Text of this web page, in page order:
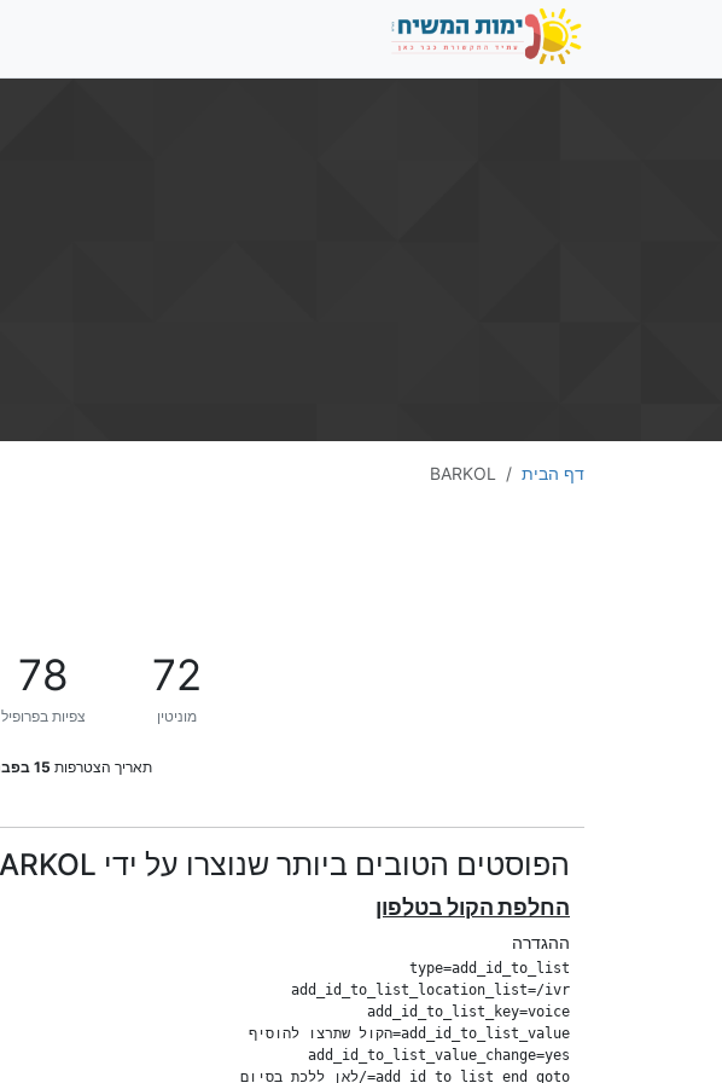
דף הבית BARKOL
72
מוניטין
78
צפיות בפרופיל
תאריך הצטרפות 15 בפבר׳ 2021, 5:25
הפוסטים הטובים ביותר שנוצרו על ידי BARKOL
החלפת הקול בטלפון
ההגדרה